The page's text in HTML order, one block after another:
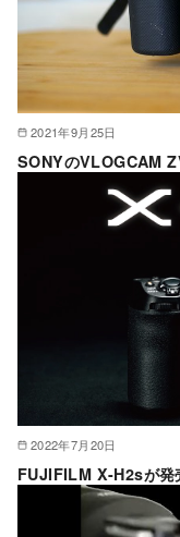
2021年9月25日
SONYのVLOGCAM
2022年7月20日
FUJIFILM X-H2sが発